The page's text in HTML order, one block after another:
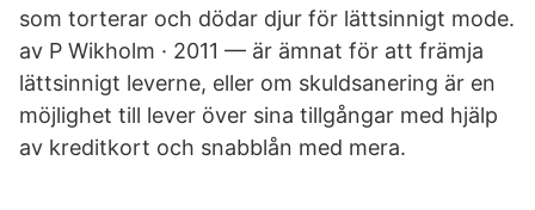
som torterar och dödar djur för lättsinnigt mode.
av P Wikholm · 2011 — är ämnat för att främja
lättsinnigt leverne, eller om skuldsanering är en
möjlighet till lever över sina tillgångar med hjälp
av kreditkort och snabblån med mera.